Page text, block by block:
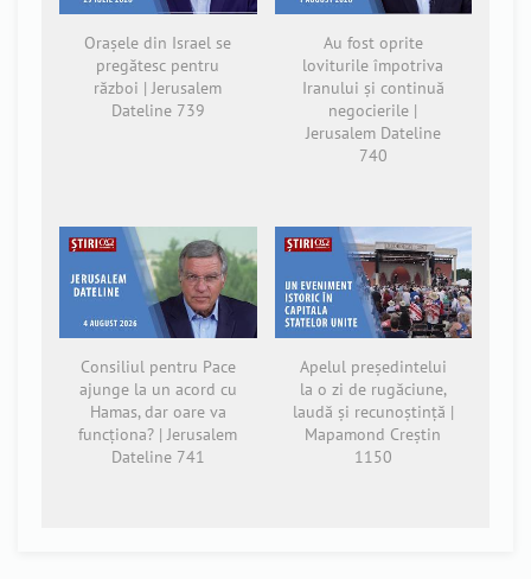
Orașele din Israel se
pregătesc pentru
război | Jerusalem
Dateline 739
Au fost oprite
loviturile împotriva
Iranului și continuă
negocierile |
Jerusalem Dateline
740
Consiliul pentru Pace
ajunge la un acord cu
Hamas, dar oare va
funcționa? | Jerusalem
Dateline 741
Apelul președintelui
la o zi de rugăciune,
laudă și recunoștință |
Mapamond Creștin
1150